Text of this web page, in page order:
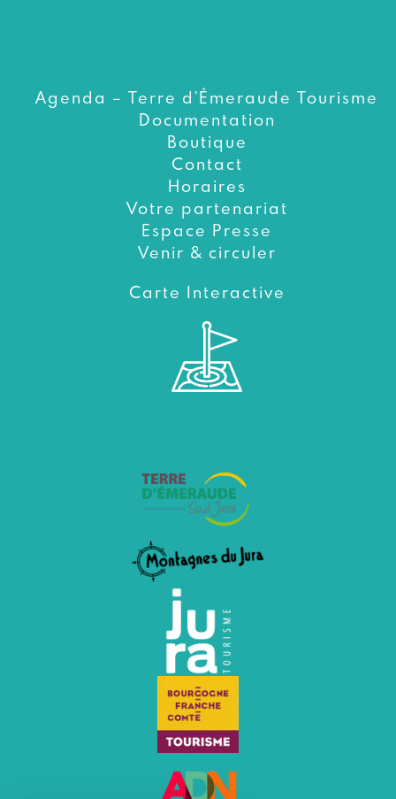
Agenda – Terre d’Émeraude Tourisme
Documentation
Boutique
Contact
Horaires
Votre partenariat
Espace Presse
Venir & circuler
Carte Interactive